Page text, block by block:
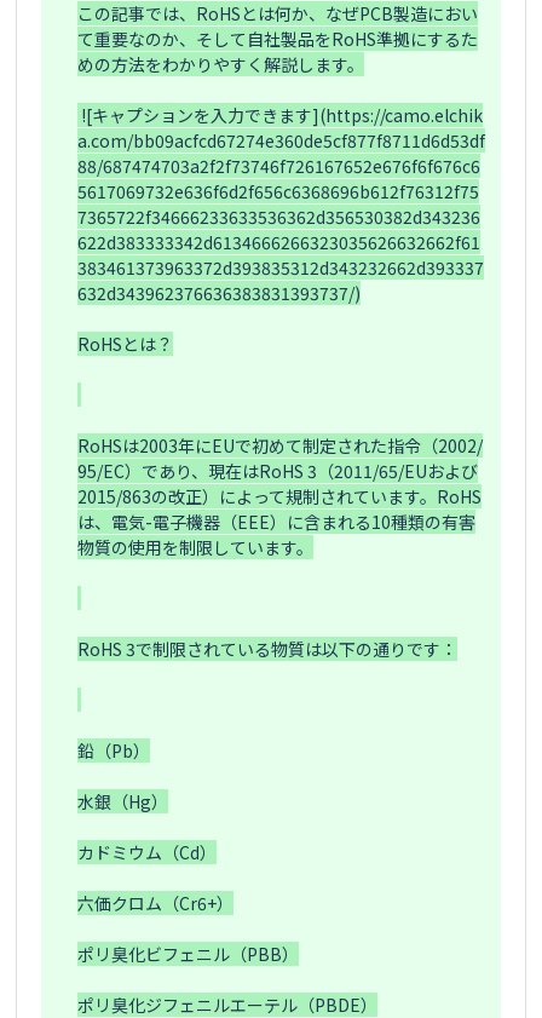
この記事では、RoHSとは何か、なぜPCB製造におい
て重要なのか、そして自社製品をRoHS準拠にするた
めの方法をわかりやすく解説します。
![キャプションを入力できます](https://camo.elchik
a.com/bb09acfcd67274e360de5cf877f8711d6d53df
88/687474703a2f2f73746f726167652e676f6f676c6
5617069732e636f6d2f656c6368696b612f76312f75
7365722f34666233633536362d356530382d343236
622d383333342d6134666266323035626632662f61
383461373963372d393835312d343232662d393337
632d343962376636383831393737/)
RoHSとは？
RoHSは2003年にEUで初めて制定された指令（2002/
95/EC）であり、現在はRoHS 3（2011/65/EUおよび
2015/863の改正）によって規制されています。RoHS
は、電気-電子機器（EEE）に含まれる10種類の有害
物質の使用を制限しています。
RoHS 3で制限されている物質は以下の通りです：
鉛（Pb）
水銀（Hg）
カドミウム（Cd）
六価クロム（Cr6+）
ポリ臭化ビフェニル（PBB）
ポリ臭化ジフェニルエーテル（PBDE）